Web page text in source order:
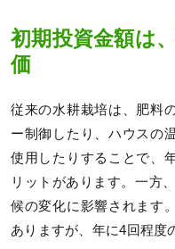
初期投資金額は
価
従来の水耕栽培は、肥料
ー制御したり、ハウスの
使用したりすることで、
リットがあります。一方
候の変化に影響されます
ありますが、年に4回程度